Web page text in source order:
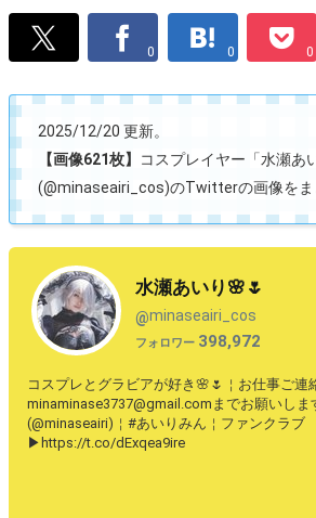
0 0 0
2025/12/20 更新。
【画像621枚】
コスプレイヤー「水瀬あ
(@minaseairi_cos)のTwitterの画像をま
水瀬あいり🌸🌷
@minaseairi_cos
フォロワー 398,972
コスプレとグラビアが好き🌸🌷￤お仕事ご
minaminase3737@gmail.comまでお願いしま
(@minaseairi)￤#あいりみん￤ファンクラブ
▶︎https://t.co/dExqea9ire